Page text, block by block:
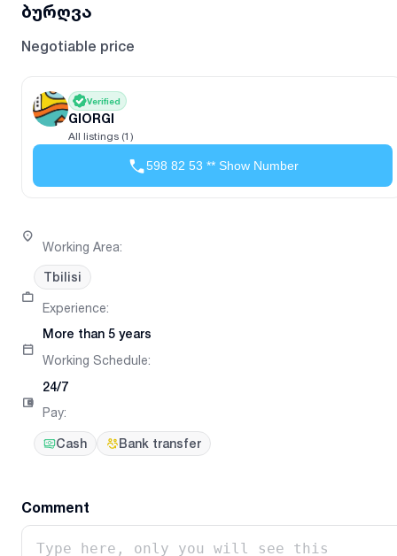
ბურღვა
Negotiable price
Verified
GIORGI
All listings (1)
598 82 53 ** Show Number
Working Area:
Tbilisi
Experience:
More than 5 years
Working Schedule:
24/7
Pay:
Cash Bank transfer
Comment